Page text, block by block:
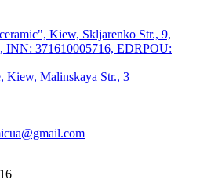
Kiew, Skljarenko Str., 9,
INN: 371610005716, EDRPOU:
Kiew, Malinskaya Str., 3